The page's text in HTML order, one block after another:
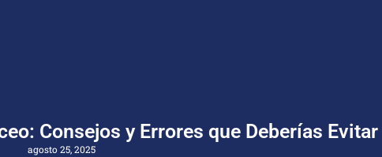
Consejos y Errores que Deberías Evitar
agosto 25, 2025